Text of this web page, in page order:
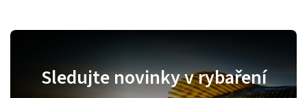
Sledujte novinky v rybaření